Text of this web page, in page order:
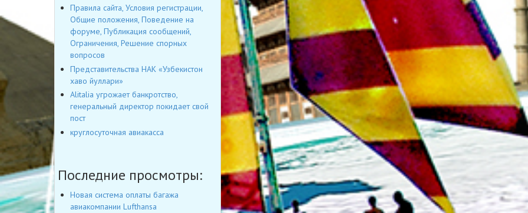
Правила сайта, Условия регистрации,
Общие положения, Поведение на
форуме, Публикация сообщений,
Ограничения, Решение спорных
вопросов
Представительства НАК «Узбекистон
хаво йуллари»
Alitalia угрожает банкротство,
генеральный директор покидает свой
пост
круглосуточная авиакасса
Последние просмотры:
Новая система оплаты багажа
авиакомпании Lufthansa